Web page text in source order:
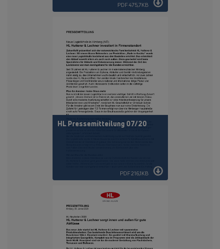
PDF 475,7KB
HL Pressemitteilung 07/20
PDF 216,1KB